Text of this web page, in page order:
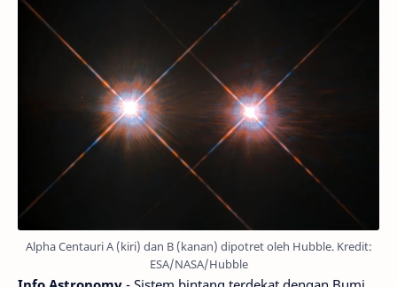
Alpha Centauri A (kiri) dan B (kanan) dipotret oleh Hubble. Kredit:
ESA/NASA/Hubble